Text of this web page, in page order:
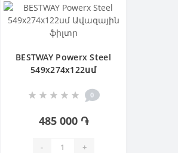
BESTWAY Powerx Steel
549х274х122սմ
0
485 000 ֏
- +